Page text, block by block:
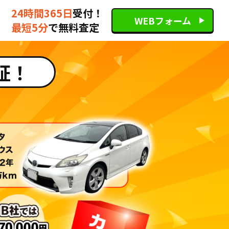
24時間365日受付！
最短5分で無料査定 WEBフォーム